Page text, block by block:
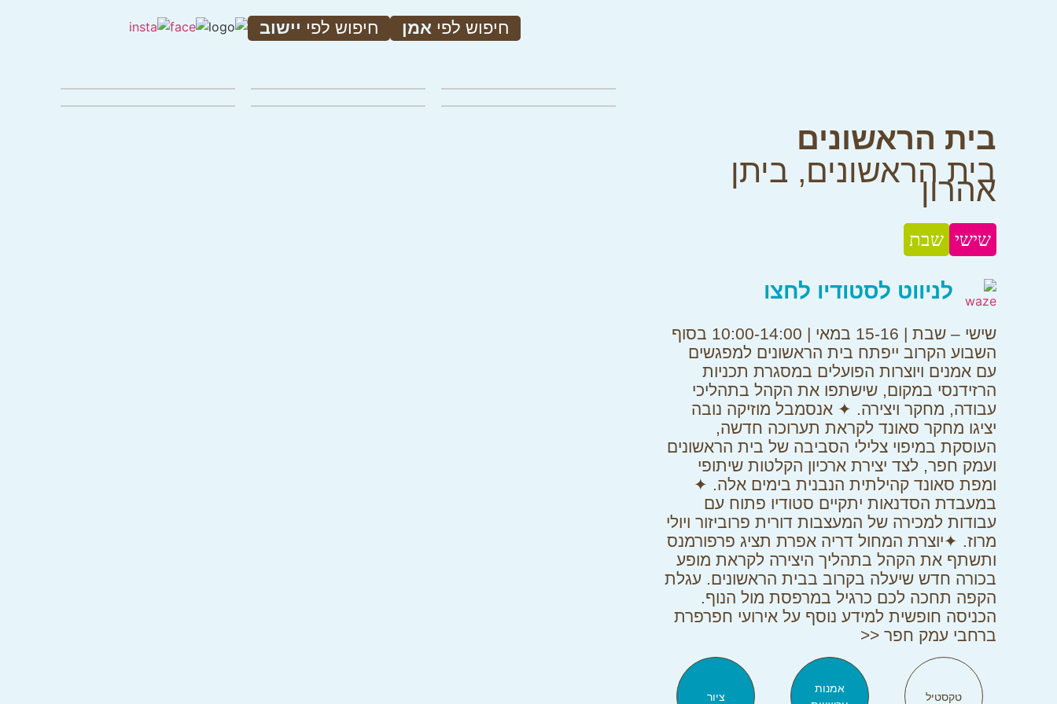
חיפוש לפי אמן חיפוש לפי יישוב
בית הראשונים
בית הראשונים, ביתן
אהרון
שישי שבת
לניווט לסטודיו לחצו
שישי – שבת | 15-16 במאי | 10:00-14:00 בסוף
השבוע הקרוב ייפתח בית הראשונים למפגשים
עם אמנים ויוצרות הפועלים במסגרת תכניות
הרזידנסי במקום, שישתפו את הקהל בתהליכי
עבודה, מחקר ויצירה. ✦ אנסמבל מוזיקה נובה
יציגו מחקר סאונד לקראת תערוכה חדשה,
העוסקת במיפוי צלילי הסביבה של בית הראשונים
ועמק חפר, לצד יצירת ארכיון הקלטות שיתופי
ומפת סאונד קהילתית הנבנית בימים אלה. ✦
במעבדת הסדנאות יתקיים סטודיו פתוח עם
עבודות למכירה של המעצבות דורית פרוביזור ויולי
מרוז. ✦יוצרת המחול דריה אפרת תציג פרפורמנס
ותשתף את הקהל בתהליך היצירה לקראת מופע
בכורה חדש שיעלה בקרוב בבית הראשונים. עגלת
הקפה תחכה לכם כרגיל במרפסת מול הנוף.
הכניסה חופשית למידע נוסף על אירועי חפרפרת
ברחבי עמק חפר <<
טקסטיל
אמנות
ציור